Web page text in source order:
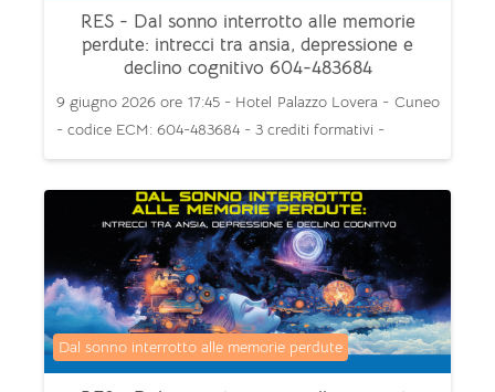
RES - Dal sonno interrotto alle memorie
perdute: intrecci tra ansia, depressione e
declino cognitivo 604-483684
9 giugno 2026 ore 17:45 - Hotel Palazzo Lovera - Cuneo
- codice ECM: 604-483684 - 3 crediti formativi -
Categoria di corsi
Dal sonno interrotto alle memorie perdute